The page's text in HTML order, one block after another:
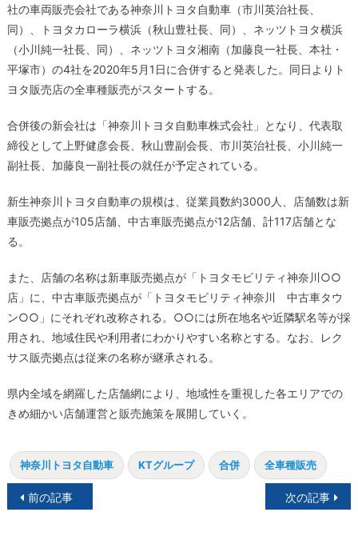
社の車両販売会社である神奈川トヨタ自動車（市川英治社長、
同）、トヨタカローラ横浜（秋山豊社長、同）、ネッツトヨタ横浜
（小川純一社長、同）、ネッツトヨタ湘南（加藤良一社長、本社・
平塚市）の4社を2020年5月1日に合併すると発表した。同日よりト
ヨタ販売店の全車種販売がスタートする。
合併後の新会社は「神奈川トヨタ自動車株式会社」となり、代表取
締役として上野健彦会長、秋山豊副会長、市川英治社長、小川純一
副社長、加藤良一副社長の就任が予定されている。
新生神奈川トヨタ自動車の規模は、従業員数約3000人、店舗数は新
車販売拠点が105店舗、中古車販売拠点が12店舗、計117店舗とな
る。
また、店舗の名称は新車販売拠点が「トヨタモビリティ神奈川○○
店」に、中古車販売拠点が「トヨタモビリティ神奈川 中古車タウ
ン○○」にそれぞれ改称される。○○には所在地名や近隣駅名等が採
用され、地域住民や利用者にわかりやすい名称とする。なお、レク
サス販売拠点は従来の名称が継承される。
県内全域を網羅した店舗網により、地域性を重視した各エリアでの
きめ細かい店舗運営と販売施策を展開していく。
神奈川トヨタ自動車 KTグループ 合併 全車種販売
投前の記事 次の記事